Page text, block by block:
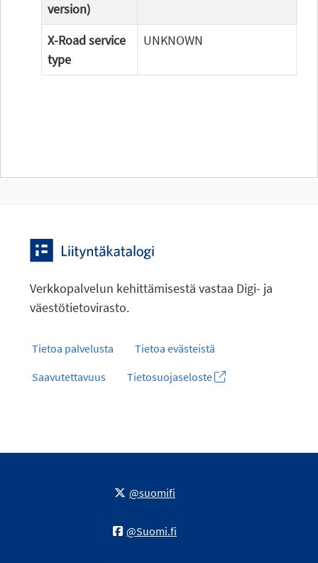
version)
X-Road service
type
UNKNOWN
Verkkopalvelun kehittämisestä vastaa Digi- ja
väestötietovirasto.
Tietoa palvelusta
Tietoa evästeistä
Saavutettavuus
Tietosuojaseloste
@suomifi
@Suomi.fi